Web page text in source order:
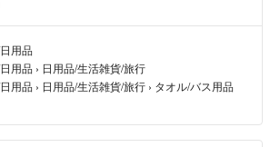
用品
用品 › 日用品/生活雑貨/旅行
用品 › 日用品/生活雑貨/旅行 › タオル/バス用品